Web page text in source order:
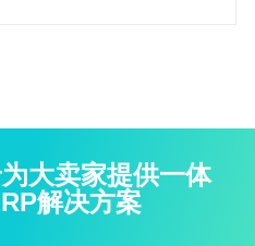
大卖家提供一体
解决方案